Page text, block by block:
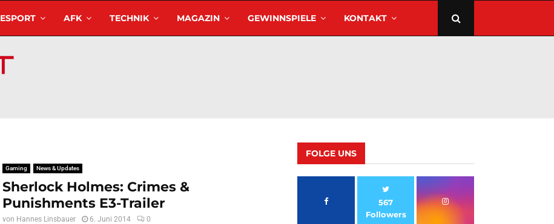
ESPORT AFK TECHNIK MAGAZIN GEWINNSPIELE KONTAKT
Gaming News & Updates
Sherlock Holmes: Crimes &
Punishments E3-Trailer
von Hannes Linsbauer 6. Juni 2014 0
FOLGE UNS
567
Followers